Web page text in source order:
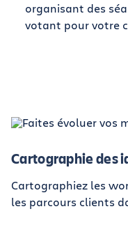
organisant des
votant pour votre
Cartographie des
Cartographiez les
les parcours clients